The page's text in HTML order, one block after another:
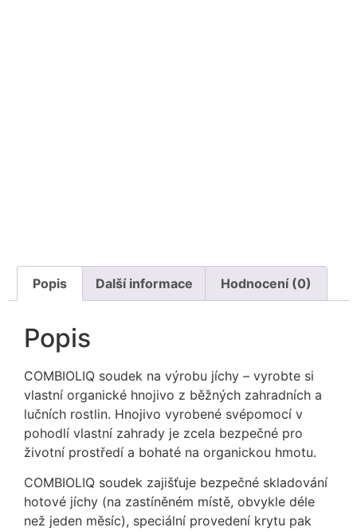
Popis Další informace Hodnocení (0)
Popis
COMBIOLIQ soudek na výrobu jíchy – vyrobte si
vlastní organické hnojivo z běžných zahradních a
lučních rostlin. Hnojivo vyrobené svépomocí v
pohodlí vlastní zahrady je zcela bezpečné pro
životní prostředí a bohaté na organickou hmotu.
COMBIOLIQ soudek zajišťuje bezpečné skladování
hotové jíchy (na zastíněném místě, obvykle déle
než jeden měsíc), speciální provedení krytu pak